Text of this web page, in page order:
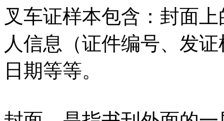
叉车证样本包含：封面
人信息（证件编号、发
日期等等。